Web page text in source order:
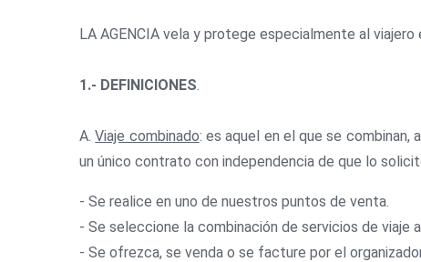
LA AGENCIA vela y protege especialmente al
1.- DEFINICIONES.
A.Viaje combinado: es aquel en el que se
un único contrato con independencia de que lo
- Se realice en uno de nuestros puntos de venta.
- Se seleccione la combinación de servicios de viaje
- Se ofrezca, se venda o se facture por el